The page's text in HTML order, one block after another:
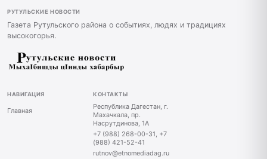
РУТУЛЬСКИЕ НОВОСТИ
Газета Рутульского района о событиях, людях и традициях
высокогорья.
НАВИГАЦИЯ
Главная
КОНТАКТЫ
Республика Дагестан, г.
Махачкала, пр.
Насрутдинова, 1А
+7 (988) 268-00-31, +7
(988) 421-52-41
rutnov@etnomediadag.ru